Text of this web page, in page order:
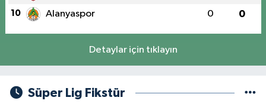
10 Alanyaspor 0 0
Detaylar için tıklayın
Süper Lig Fikstür